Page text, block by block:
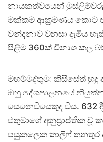
නායකත්වයෙන්
මක්කම ආක්‍රමණය කොට
වන්දනාව වනසා දැමිය
පිළිම 360ක් විනාශ කල
මහම්මද්තුමා කිසිසේත්
ඔහු දේශපාලනයේ
සෙනෙවියෙකුද විය. 632
එතුමාගේ අනුප්‍රාප්තික වූ
පසුකලෙක කාලිෆ් තනතුර